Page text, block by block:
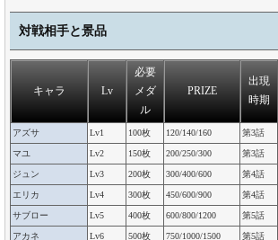
対戦相手と景品
キャラ Lv
必要
メダ
ル
PRIZE
出現
時期
アズサ Lv1 100枚 120/140/160 第3話
マユ Lv2 150枚 200/250/300 第3話
ジュン Lv3 200枚 300/400/600 第4話
エリカ Lv4 300枚 450/600/900 第4話
サブロー Lv5 400枚 600/800/1200 第5話
アカネ Lv6 500枚 750/1000/1500 第5話